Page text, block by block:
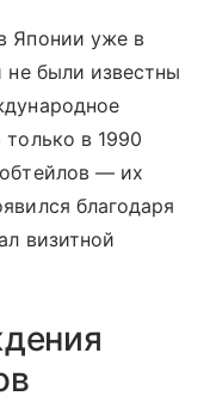
Японии уже в
не были известны
только в 1990
— их
благодаря
визитной